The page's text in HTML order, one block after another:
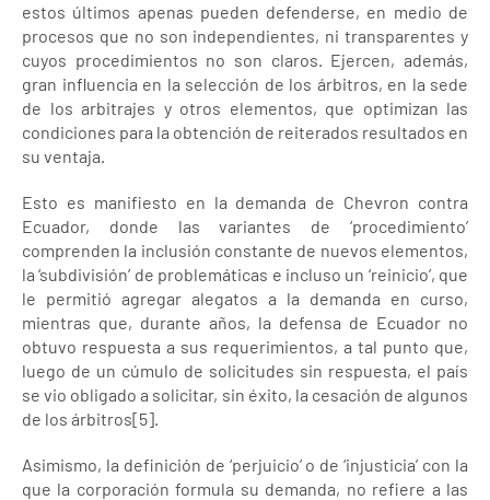
estos últimos apenas pueden defenderse, en medio de
procesos que no son independientes, ni transparentes y
cuyos procedimientos no son claros. Ejercen, además,
gran influencia en la selección de los árbitros, en la sede
de los arbitrajes y otros elementos, que optimizan las
condiciones para la obtención de reiterados resultados en
su ventaja.
Esto es manifiesto en la demanda de Chevron contra
Ecuador, donde las variantes de ‘procedimiento’
comprenden la inclusión constante de nuevos elementos,
la ‘subdivisión’ de problemáticas e incluso un ‘reinicio’, que
le permitió agregar alegatos a la demanda en curso,
mientras que, durante años, la defensa de Ecuador no
obtuvo respuesta a sus requerimientos, a tal punto que,
luego de un cúmulo de solicitudes sin respuesta, el país
se vio obligado a solicitar, sin éxito, la cesación de algunos
de los árbitros[5].
Asimismo, la definición de ‘perjuicio’ o de ‘injusticia’ con la
que la corporación formula su demanda, no refiere a las